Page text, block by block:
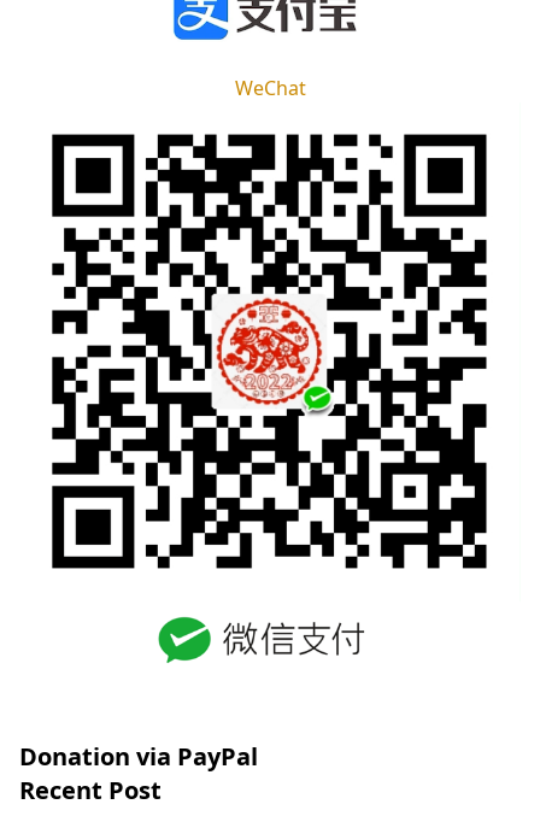
WeChat
Donation via PayPal
Recent Post